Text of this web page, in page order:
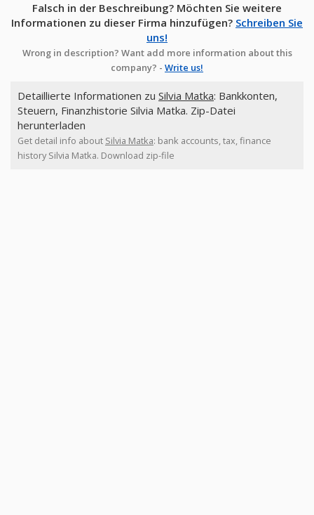
Falsch in der Beschreibung? Möchten Sie weitere
Informationen zu dieser Firma hinzufügen? Schreiben Sie
uns!
Wrong in description? Want add more information about this
company? - Write us!
Detaillierte Informationen zu Silvia Matka: Bankkonten,
Steuern, Finanzhistorie Silvia Matka. Zip-Datei
herunterladen
Get detail info about Silvia Matka: bank accounts, tax, finance
history Silvia Matka. Download zip-file